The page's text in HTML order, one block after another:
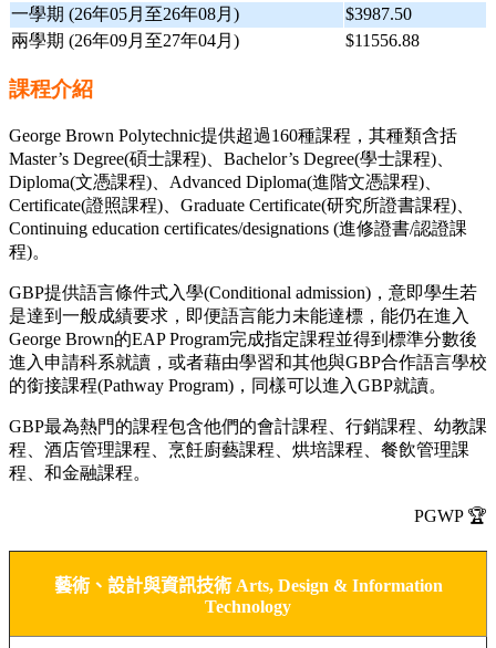
一學期 (26年05月至26年08月)
$3987.50
兩學期 (26年09月至27年04月)
$11556.88
課程介紹
George Brown Polytechnic提供超過160種課程，其種類含括
Master’s Degree(碩士課程)、Bachelor’s Degree(學士課程)、
Diploma(文憑課程)、Advanced Diploma(進階文憑課程)、
Certificate(證照課程)、Graduate Certificate(研究所證書課程)、
Continuing education certificates/designations (進修證書/認證課
程)。
GBP提供語言條件式入學(Conditional admission)，意即學生若
是達到一般成績要求，即便語言能力未能達標，能仍在進入
George Brown的EAP Program完成指定課程並得到標準分數後
進入申請科系就讀，或者藉由學習和其他與GBP合作語言學校
的銜接課程(Pathway Program)，同樣可以進入GBP就讀。
GBP最為熱門的課程包含他們的會計課程、行銷課程、幼教課
程、酒店管理課程、烹飪廚藝課程、烘培課程、餐飲管理課
程、和金融課程。
PGWP 🏆
藝術、設計與資訊技術 Arts, Design & Information
Technology